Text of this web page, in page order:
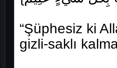
“Şüphesiz ki
gizli-saklı